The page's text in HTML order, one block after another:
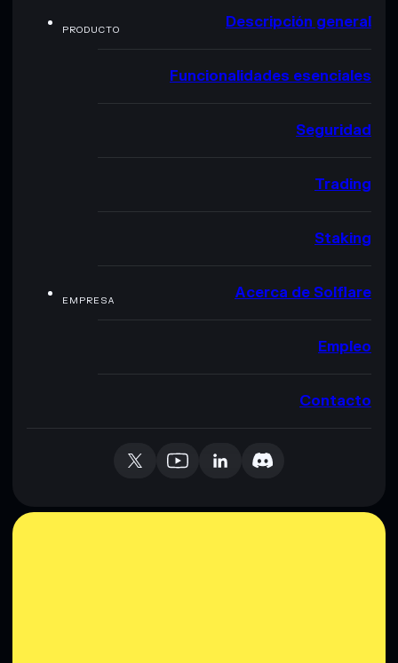
PRODUCTO Descripción general
Funcionalidades esenciales
Seguridad
Trading
Staking
EMPRESA Acerca de Solflare
Empleo
Contacto